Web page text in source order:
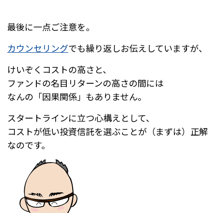
最後に一点ご注意を。
カウンセリングでも繰り返しお伝えしていますが、
けいぞくコストの高さと、
ファンドの名目リターンの高さの間には
なんの「因果関係」もありません。
スタートラインに立つ心構えとして、
コストが低い投資信託を選ぶことが（まずは）正解
なのです。